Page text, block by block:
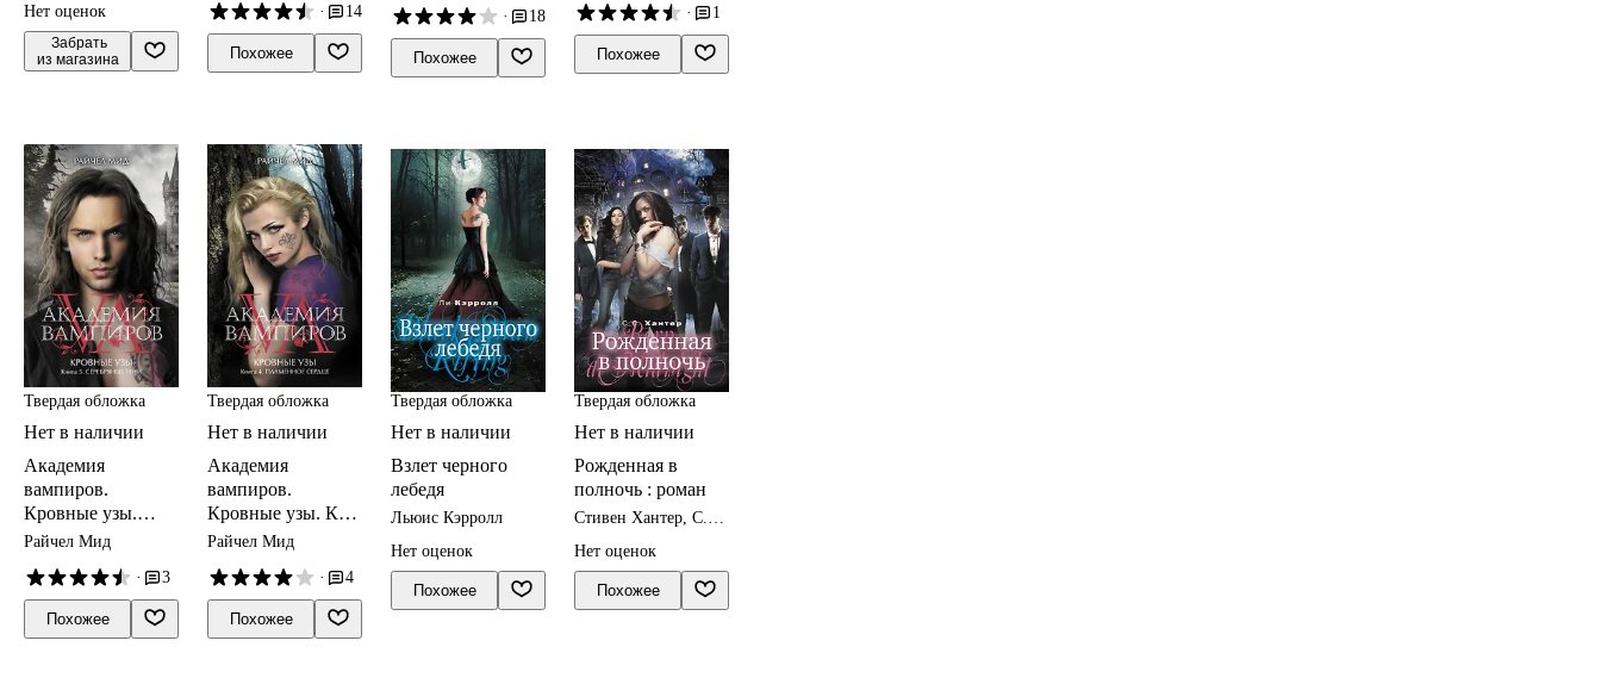
Нет оценок
Забрать
из магазина
·
14
Похожее
·
18
Похожее
·
1
Похожее
Твердая обложка
Нет в наличии
Академия
вампиров.
Кровные узы.
Книга 5.
Райчел Мид
·
3
Похожее
Твердая обложка
Нет в наличии
Академия
вампиров.
Кровные узы. Кн.
4. Пламенное
Райчел Мид
·
4
Похожее
Твердая обложка
Нет в наличии
Взлет черного
лебедя
Льюис Кэрролл
Нет оценок
Похожее
Твердая обложка
Нет в наличии
Рожденная в
полночь : роман
Стивен Хантер, С.С.
Нет оценок
Похожее